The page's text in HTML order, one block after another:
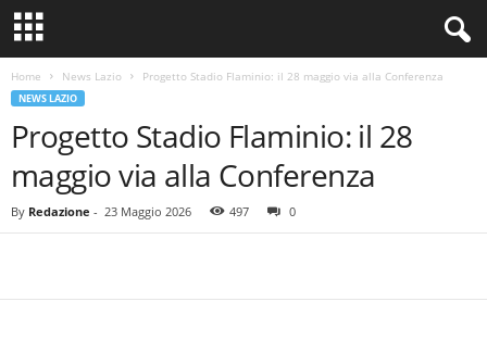
Home News Lazio Progetto Stadio Flaminio: il 28 maggio via alla Conferenza
NEWS LAZIO
Progetto Stadio Flaminio: il 28
maggio via alla Conferenza
By Redazione - 23 Maggio 2026 497 0